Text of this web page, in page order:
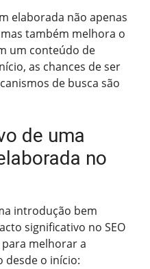
elaborada não apenas
também melhora o
um conteúdo de
as chances de ser
de busca são
de uma
no
introdução bem
significativo no SEO
para melhorar a
desde o início: